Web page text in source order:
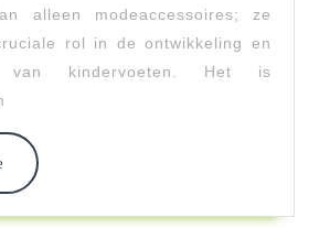
Voor
alleen modeaccessoires; ze
rol in de ontwikkeling en
van kindervoeten. Het is
Read
More